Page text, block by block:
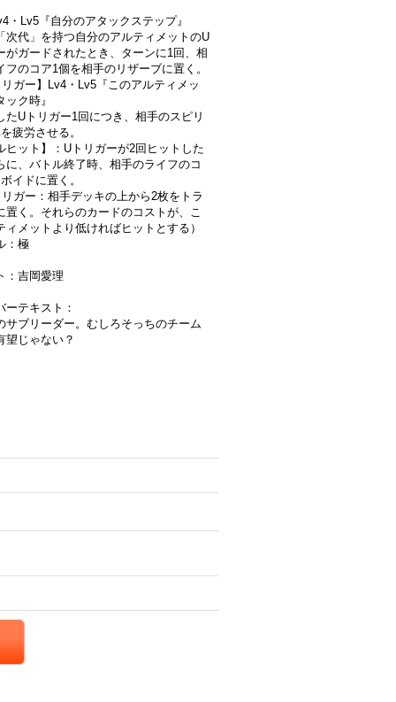
・Lv5『自分のアタックステップ』
次代」を持つ自分のアルティメットのU
がガードされたとき、ターンに1回、相
フのコア1個を相手のリザーブに置く。
ガー】Lv4・Lv5『このアルティメッ
ック時』
たUトリガー1回につき、相手のスピリ
疲労させる。
ヒット】：Uトリガーが2回ヒットした
に、バトル終了時、相手のライフのコ
イドに置く。
ガー：相手デッキの上から2枚をトラ
置く。それらのカードのコストが、こ
ィメットより低ければヒットとする）
：極
：吉岡愛理
ーテキスト：
サブリーダー。むしろそっちのチーム
望じゃない？